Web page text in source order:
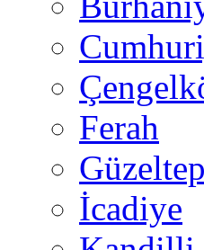
Ferah
İcadiye